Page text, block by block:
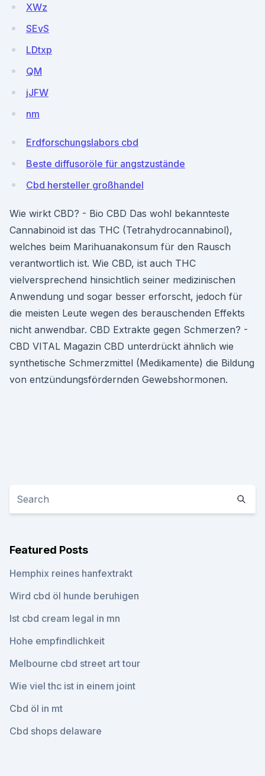
XWz
SEvS
LDtxp
QM
jJFW
nm
Erdforschungslabors cbd
Beste diffusoröle für angstzustände
Cbd hersteller großhandel
Wie wirkt CBD? - Bio CBD Das wohl bekannteste
Cannabinoid ist das THC (Tetrahydrocannabinol),
welches beim Marihuanakonsum für den Rausch
verantwortlich ist. Wie CBD, ist auch THC
vielversprechend hinsichtlich seiner medizinischen
Anwendung und sogar besser erforscht, jedoch für
die meisten Leute wegen des berauschenden Effekts
nicht anwendbar. CBD Extrakte gegen Schmerzen? -
CBD VITAL Magazin CBD unterdrückt ähnlich wie
synthetische Schmerzmittel (Medikamente) die Bildung
von entzündungsfördernden Gewebshormonen.
Featured Posts
Hemphix reines hanfextrakt
Wird cbd öl hunde beruhigen
Ist cbd cream legal in mn
Hohe empfindlichkeit
Melbourne cbd street art tour
Wie viel thc ist in einem joint
Cbd öl in mt
Cbd shops delaware